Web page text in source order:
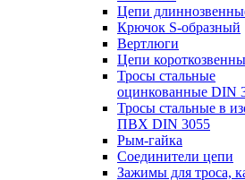
Цепи
Крючок S-образный
Вертлюги
Цепи
Тросы стальные
оцинкованные DIN
Тросы стальные в
ПВХ DIN 3055
Рым-гайка
Соединители цепи
Зажимы для троса,